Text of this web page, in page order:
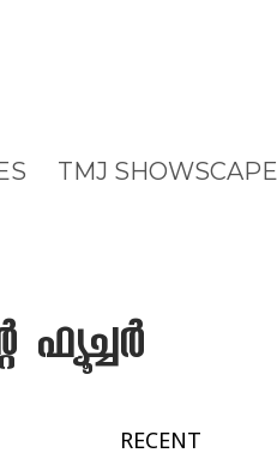
TMJ SHOWSCAPE
RECENT